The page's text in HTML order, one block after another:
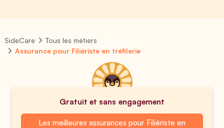
SideCare
Tous les métiers
Assurance pour Filiériste en tréfilerie
Gratuit et sans engagement
Les meilleures assurances pour Filiériste en